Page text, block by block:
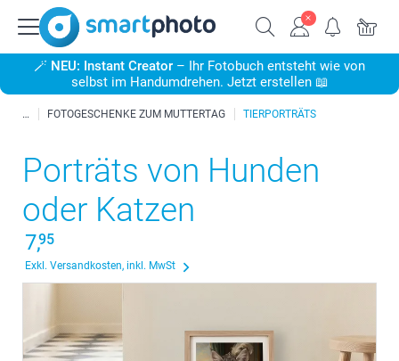
🪄 NEU: Instant Creator – Ihr Fotobuch entsteht wie von
selbst im Handumdrehen. Jetzt erstellen 📖
FOTOGESCHENKE ZUM MUTTERTAG TIERPORTRÄTS
Porträts von Hunden
oder Katzen
7,95
Exkl. Versandkosten, inkl. MwSt